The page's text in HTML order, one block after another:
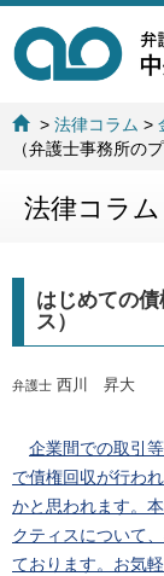
>法律コラム >
（弁護士事務所の
法律コラム
はじめての
ス）
弁護士 西川 昇大
企業間での取引
で債権回収が行わ
かと思われます。
クティスについて
ております。お気